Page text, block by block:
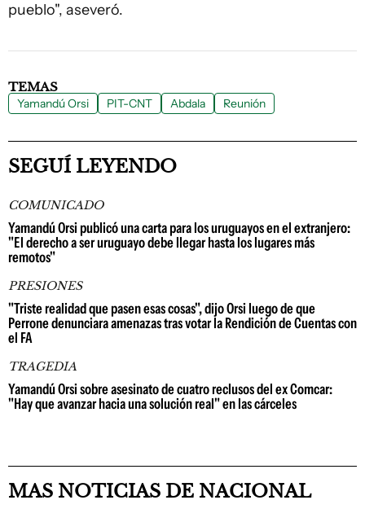
pueblo", aseveró.
TEMAS
Yamandú Orsi PIT-CNT Abdala Reunión
SEGUÍ LEYENDO
COMUNICADO
Yamandú Orsi publicó una carta para los uruguayos en el extranjero:
"El derecho a ser uruguayo debe llegar hasta los lugares más
remotos"
PRESIONES
"Triste realidad que pasen esas cosas", dijo Orsi luego de que
Perrone denunciara amenazas tras votar la Rendición de Cuentas con
el FA
TRAGEDIA
Yamandú Orsi sobre asesinato de cuatro reclusos del ex Comcar:
"Hay que avanzar hacia una solución real" en las cárceles
MAS NOTICIAS DE NACIONAL